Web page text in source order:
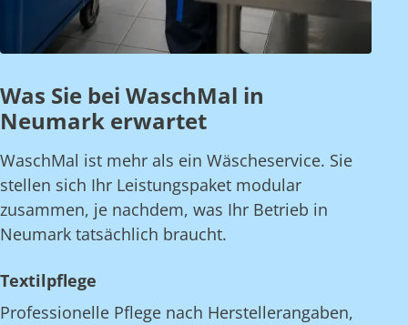
Was Sie bei WaschMal in
Neumark erwartet
WaschMal ist mehr als ein Wäscheservice. Sie
stellen sich Ihr Leistungspaket modular
zusammen, je nachdem, was Ihr Betrieb in
Neumark tatsächlich braucht.
Textilpflege
Professionelle Pflege nach Herstellerangaben,